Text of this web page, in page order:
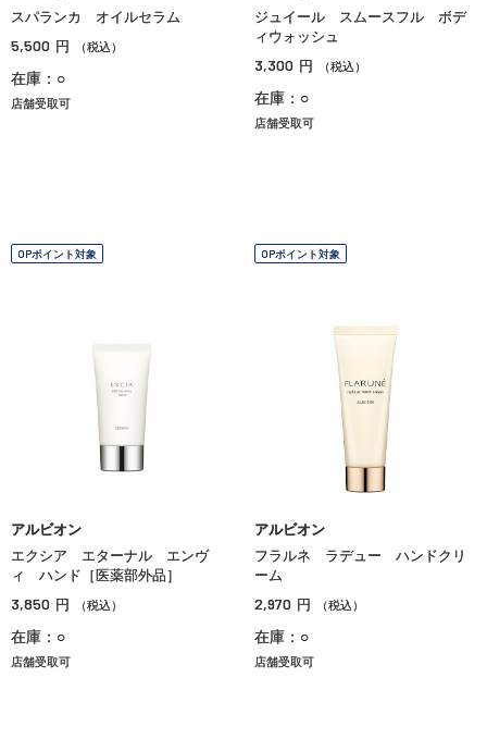
スパランカ オイルセラム
5,500 円 （税込）
在庫：○
店舗受取可
ジュイール スムースフル ボデ
ィウォッシュ
3,300 円 （税込）
在庫：○
店舗受取可
OPポイント対象
アルビオン
エクシア エターナル エンヴ
ィ ハンド［医薬部外品］
3,850 円 （税込）
在庫：○
店舗受取可
OPポイント対象
アルビオン
フラルネ ラデュー ハンドクリ
ーム
2,970 円 （税込）
在庫：○
店舗受取可